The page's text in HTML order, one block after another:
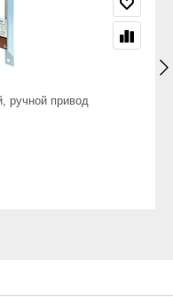
ручной привод